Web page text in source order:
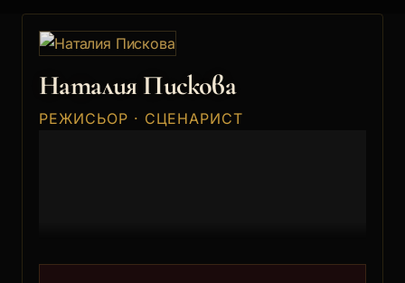
Наталия Пискова
РЕЖИСЬОР · СЦЕНАРИСТ